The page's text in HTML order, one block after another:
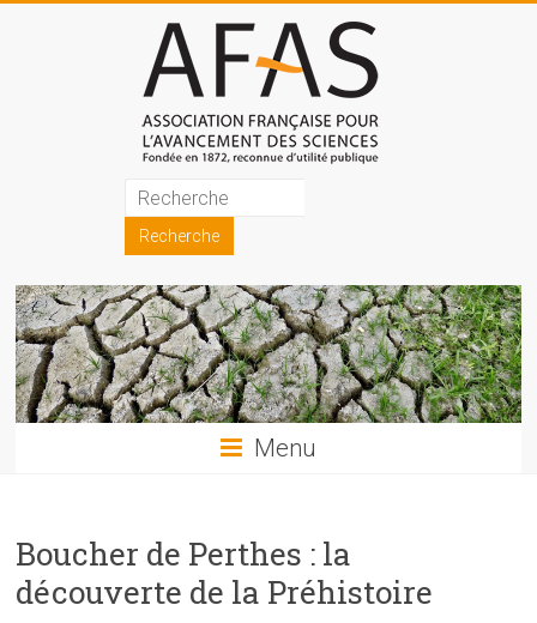
Association
française
pour
l'avancement
des
sciences
les
sciences
et
Menu
Boucher de Perthes : la
découverte de la Préhistoire